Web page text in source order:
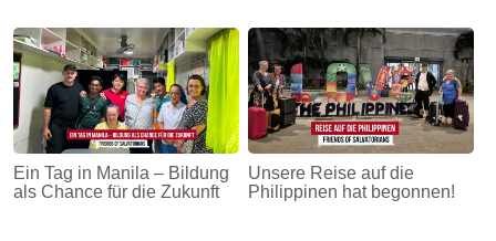
Ein Tag in Manila – Bildung
als Chance für die Zukunft
Unsere Reise auf die
Philippinen hat begonnen!